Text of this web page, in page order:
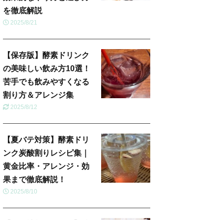
を徹底解説
2025/8/21
【保存版】酵素ドリンク
の美味しい飲み方10選！
苦手でも飲みやすくなる
割り方＆アレンジ集
2025/8/12
【夏バテ対策】酵素ドリ
ンク炭酸割りレシピ集｜
黄金比率・アレンジ・効
果まで徹底解説！
2025/8/10